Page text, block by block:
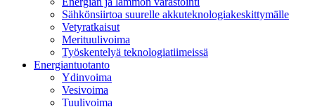
Sähkönsiirtoa suurelle akkuteknologiakeskittymälle
Vetyratkaisut
Merituulivoima
Työskentelyä teknologiatiimeissä
Energiantuotanto
Ydinvoima
Vesivoima
Tuulivoima